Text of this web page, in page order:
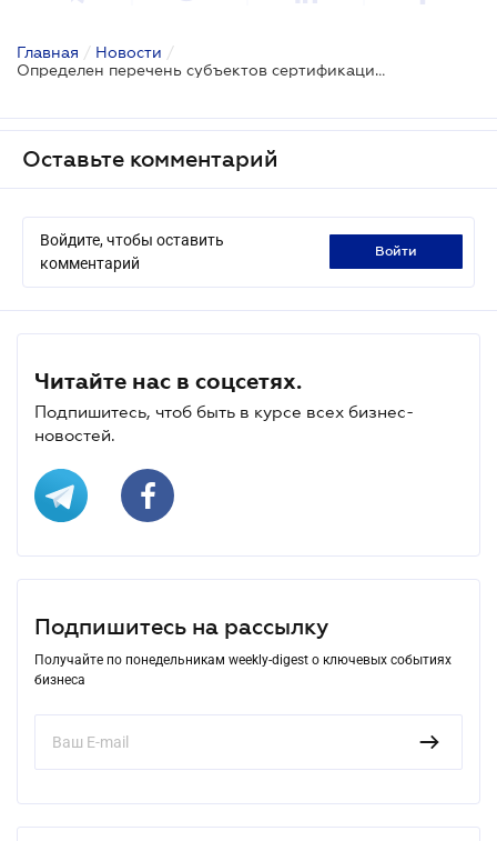
Главная / Новости /
Определен перечень субъектов сертификации игорного оборудования
Оставьте комментарий
Войдите, чтобы оставить
комментарий
войти
Читайте нас в соцсетях.
Подпишитесь, чтоб быть в курсе всех бизнес-
новостей.
Подпишитесь на рассылку
Получайте по понедельникам weekly-digest о ключевых событиях
бизнеса